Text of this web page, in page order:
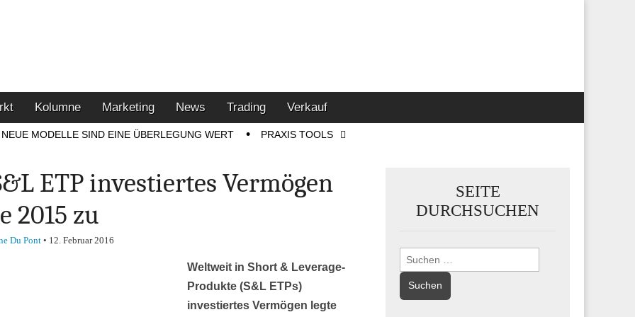
Kolumne Marketing News Trading Verkauf
NEUE MODELLE SIND EINE ÜBERLEGUNG WERT PRAXIS TOOLS
ETP investiertes Vermögen
2015 zu
Du Pont• 12. Februar 2016
Weltweit in Short & Leverage-
Produkte (S&L ETPs)
investiertes Vermögen legte
SEITE
DURCHSUCHEN
Suchen
nach: